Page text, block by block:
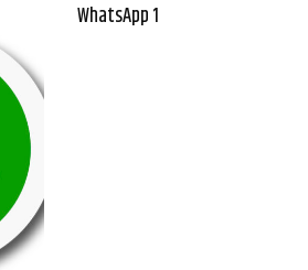
WhatsApp 1